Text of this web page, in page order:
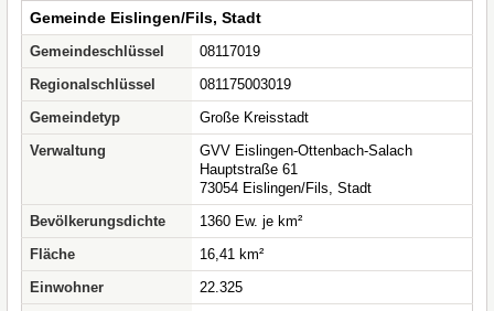
Gemeinde Eislingen/Fils, Stadt
Gemeindeschlüssel
08117019
Regionalschlüssel
081175003019
Gemeindetyp
Große Kreisstadt
Verwaltung
GVV Eislingen-Ottenbach-Salach
Hauptstraße 61
73054 Eislingen/Fils, Stadt
Bevölkerungsdichte
1360 Ew. je km²
Fläche
16,41 km²
Einwohner
22.325